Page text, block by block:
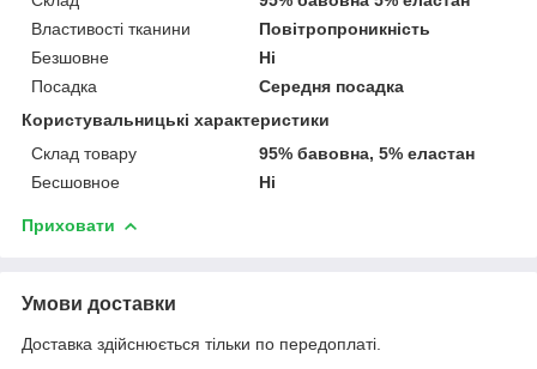
Властивості тканини
Повітропроникність
Безшовне
Ні
Посадка
Середня посадка
Користувальницькі характеристики
Склад товару
95% бавовна, 5% еластан
Бесшовное
Ні
Приховати
Умови доставки
Доставка здійснюється тільки по передоплаті.